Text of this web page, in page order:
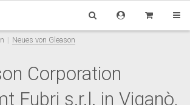
Neues von Gleason
Corporation
Fubri s.r.l. in Viganò,